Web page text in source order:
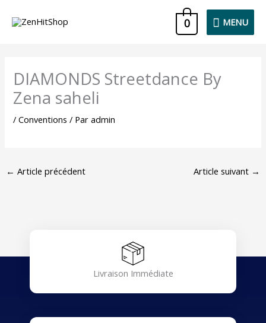
MENU
MENU
0
DIAMONDS Streetdance By
Zena saheli
/Conventions / Paradmin
← Article précédent Article suivant →
Livraison Immédiate